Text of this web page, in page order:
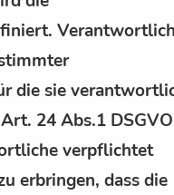
die sie
24 Abs.1 DSGVO
verpflichtet
erbringen, dass die